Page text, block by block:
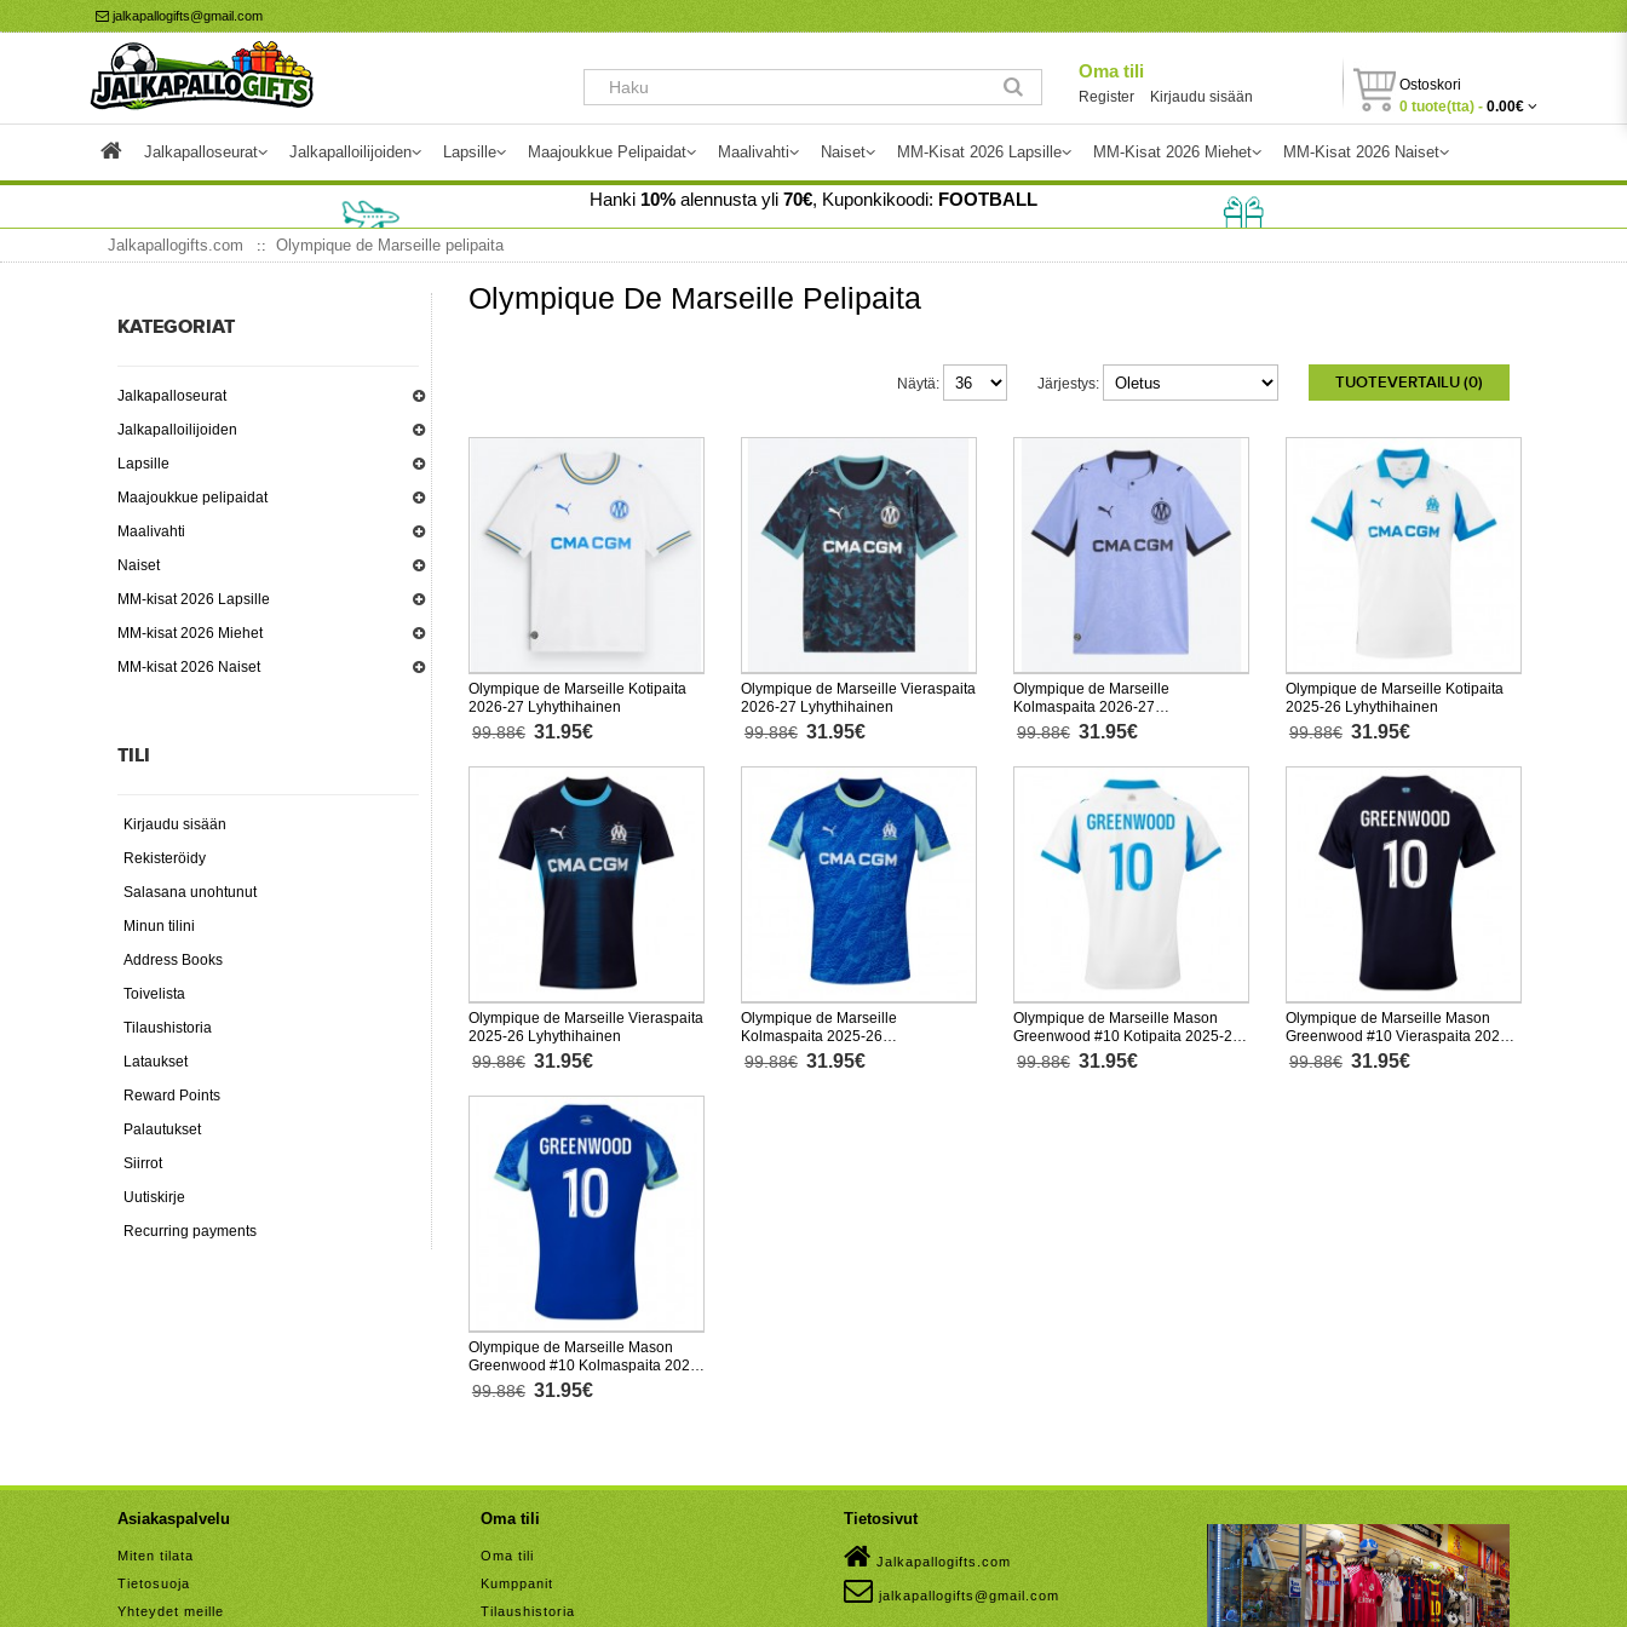
jalkapallogifts@gmail.com
Oma tili
Register Kirjaudu sisään
Ostoskori
0 tuote(tta) - 0.00€
Jalkapalloseurat Jalkapalloilijoiden Lapsille Maajoukkue Pelipaidat Maalivahti Naiset MM-Kisat 2026 Lapsille MM-Kisat 2026 Miehet MM-Kisat 2026 Naiset
Hanki 10% alennusta yli 70€, Kuponkikoodi: FOOTBALL
Jalkapallogifts.com Olympique de Marseille pelipaita
KATEGORIAT
Jalkapalloseurat
Jalkapalloilijoiden
Lapsille
Maajoukkue pelipaidat
Maalivahti
Naiset
MM-kisat 2026 Lapsille
MM-kisat 2026 Miehet
MM-kisat 2026 Naiset
TILI
Kirjaudu sisään
Rekisteröidy
Salasana unohtunut
Minun tilini
Address Books
Toivelista
Tilaushistoria
Lataukset
Reward Points
Palautukset
Siirrot
Uutiskirje
Recurring payments
Olympique De Marseille Pelipaita
TUOTEVERTAILU (0)
Järjestys:
Näytä:
Olympique de Marseille Kotipaita
2026-27 Lyhythihainen
99.88€ 31.95€
Olympique de Marseille Vieraspaita
2026-27 Lyhythihainen
99.88€ 31.95€
Olympique de Marseille
Kolmaspaita 2026-27
Lyhythihainen
99.88€ 31.95€
Olympique de Marseille Kotipaita
2025-26 Lyhythihainen
99.88€ 31.95€
Olympique de Marseille Vieraspaita
2025-26 Lyhythihainen
99.88€ 31.95€
Olympique de Marseille
Kolmaspaita 2025-26
Lyhythihainen
99.88€ 31.95€
Olympique de Marseille Mason
Greenwood #10 Kotipaita 2025-26
Lyhythihainen
99.88€ 31.95€
Olympique de Marseille Mason
Greenwood #10 Vieraspaita 2025-
26 Lyhythihainen
99.88€ 31.95€
Olympique de Marseille Mason
Greenwood #10 Kolmaspaita 2025-
26 Lyhythihainen
99.88€ 31.95€
Asiakaspalvelu
Miten tilata
Tietosuoja
Yhteydet meille
Oma tili
Oma tili
Kumppanit
Tilaushistoria
Tietosivut
Jalkapallogifts.com
jalkapallogifts@gmail.com